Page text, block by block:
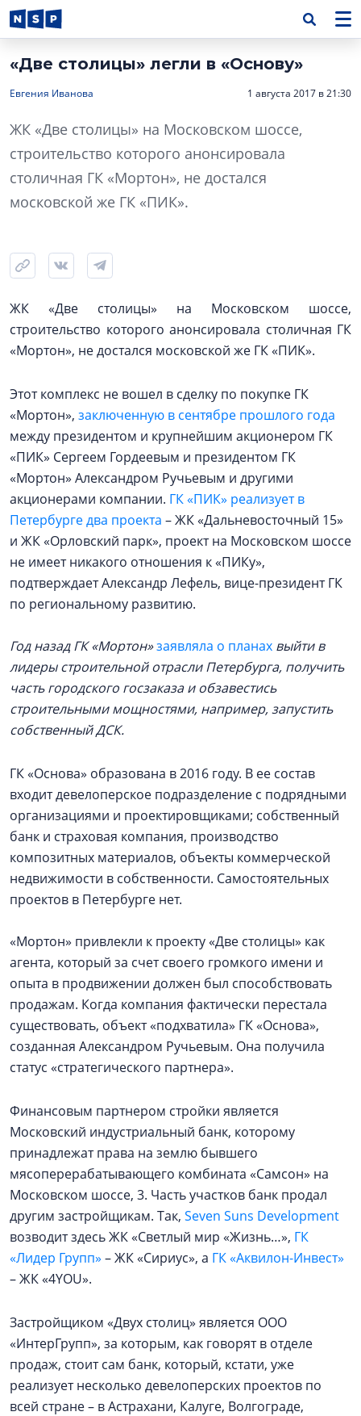
«Две столицы» легли в «Основу»
Евгения Иванова 1 августа 2017 в 21:30
ЖК «Две столицы» на Московском шоссе,
строительство которого анонсировала
столичная ГК «Мортон», не достался
московской же ГК «ПИК».
ЖК «Две столицы» на Московском шоссе,
строительство которого анонсировала столичная ГК
«Мортон», не достался московской же ГК «ПИК».
Этот комплекс не вошел в сделку по покупке ГК
«Мортон», заключенную в сентябре прошлого года
между президентом и крупнейшим акционером ГК
«ПИК» Сергеем Гордеевым и президентом ГК
«Мортон» Александром Ручьевым и другими
акционерами компании. ГК «ПИК» реализует в
Петербурге два проекта – ЖК «Дальневосточный 15»
и ЖК «Орловский парк», проект на Московском шоссе
не имеет никакого отношения к «ПИКу»,
подтверждает Александр Лефель, вице-президент ГК
по региональному развитию.
Год назадГК «Мортон»заявляла о планах выйти в
лидеры строительной отрасли Петербурга, получить
часть городского госзаказа и обзавестись
строительными мощностями, например, запустить
собственный ДСК.
ГК «Основа» образована в 2016 году. В ее состав
входит девелоперское подразделение с подрядными
организациями и проектировщиками; собственный
банк и страховая компания, производство
композитных материалов, объекты коммерческой
недвижимости в собственности. Самостоятельных
проектов в Петербурге нет.
«Мортон» привлекли к проекту «Две столицы» как
агента, который за счет своего громкого имени и
опыта в продвижении должен был способствовать
продажам. Когда компания фактически перестала
существовать, объект «подхватила» ГК «Основа»,
созданная Александром Ручьевым. Она получила
статус «стратегического партнера».
Финансовым партнером стройки является
Московский индустриальный банк, которому
принадлежат права на землю бывшего
мясоперерабатывающего комбината «Самсон» на
Московском шоссе, 3. Часть участков банк продал
другим застройщикам. Так, Seven Suns Development
возводит здесь ЖК «Светлый мир «Жизнь…», ГК
«Лидер Групп» – ЖК «Сириус», а ГК «Аквилон-Инвест»
– ЖК «4YOU».
Застройщиком «Двух столиц» является ООО
«ИнтерГрупп», за которым, как говорят в отделе
продаж, стоит сам банк, который, кстати, уже
реализует несколько девелоперских проектов по
всей стране – в Астрахани, Калуге, Волгограде,